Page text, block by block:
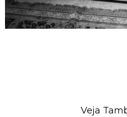
Veja